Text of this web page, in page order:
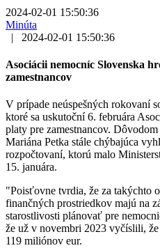
2024-02-01 15:50:36
Minúta
|
2024-02-01 15:50:36
Asociácii nemocníc Slovenska
zamestnancov
V prípade neúspešných rokovaní
ktoré sa uskutoční 6. februára
platy pre zamestnancov.
Mariána Petka stále chýbajúca
rozpočtovaní, ktorú malo
15. januára.
"Poisťovne tvrdia, že za takýchto
finančných prostriedkov majú na
starostlivosti plánovať pre
že už v novembri 2023 vyčíslili,
119 miliónov eur.